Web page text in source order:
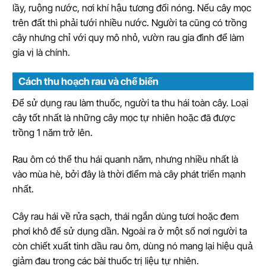
lầy, ruộng nước, nơi khí hậu tương đối nóng. Nếu cây mọc
trên đất thì phải tưới nhiều nước. Người ta cũng có trồng
cây nhưng chỉ với quy mô nhỏ, vườn rau gia đình để làm
gia vị là chính.
Cách thu hoạch rau và chế biến
Để sử dụng rau làm thuốc, người ta thu hái toàn cây. Loại
cây tốt nhất là những cây mọc tự nhiên hoặc đã được
trồng 1 năm trở lên.
Rau ôm có thể thu hái quanh năm, nhưng nhiều nhất là
vào mùa hè, bởi đây là thời điểm mà cây phát triển mạnh
nhất.
Cây rau hái về rửa sạch, thái ngắn dùng tươi hoặc đem
phơi khô để sử dụng dần. Ngoài ra ở một số nơi người ta
còn chiết xuất tinh dầu rau ôm, dùng nó mang lại hiệu quả
giảm đau trong các bài thuốc trị liệu tự nhiên.